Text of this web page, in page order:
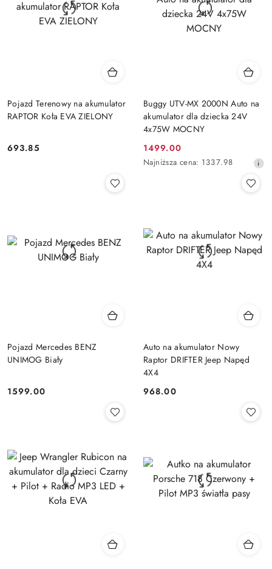
Pojazd Terenowy na akumulator
RAPTOR Koła EVA ZIELONY
Cena:
693.85
Buggy UTV-MX 2000N Auto na
akumulator dla dziecka 24V
4x75W MOCNY
Cena
promocyjna:
1499.00
Najniższa
obniżką
Najniższa cena: 1337.98
Pojazd Mercedes BENZ
UNIMOG Biały
Cena:
1599.00
Auto na akumulator Nowy
Raptor DRIFTER Jeep Napęd
4X4
Cena:
968.00